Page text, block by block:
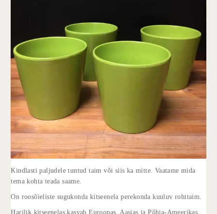
Kindlasti paljudele tuntud taim või siis ka mitte. Vaatame mida
tema kohta teada saame.
On roosõieliste sugukonda kitseenela perekonda kuuluv rohttaim.
Harilik kitseenelas kasvab Euroopas, Aasias ja Põhja-Ameerikas.